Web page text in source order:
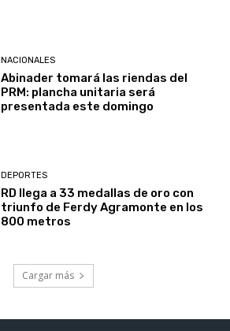
NACIONALES
Abinader tomará las riendas del
PRM: plancha unitaria será
presentada este domingo
DEPORTES
RD llega a 33 medallas de oro con
triunfo de Ferdy Agramonte en los
800 metros
Cargar más